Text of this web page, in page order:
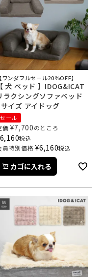
【ワンダフルセール20％OFF】
【 犬 ベッド 】IDOG&ICAT
ラクシングソファベッド
イズ アイドッグ
セール
価 ¥7,700のところ
6,160税込
員特別価格 ¥6,160税込
カゴに入れる